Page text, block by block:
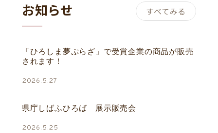
お知らせ すべてみる
「ひろしま夢ぷらざ」で受賞企業の商品が販売
されます！
2026.5.27
県庁しばふひろば 展示販売会
2026.5.25